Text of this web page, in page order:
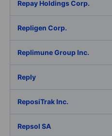
Repay Holdings Corp.
Repligen Corp.
Replimune Group Inc.
Reply
ReposiTrak Inc.
Repsol SA